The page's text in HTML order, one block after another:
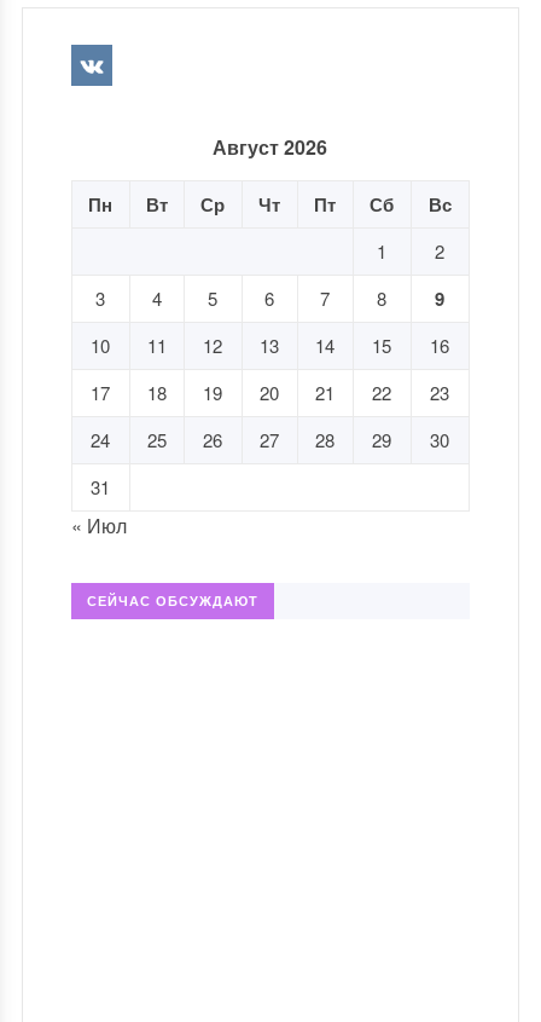
Август 2026
Пн Вт Ср Чт Пт Сб Вс
1
2
3
4 5 6 7 8 9
10 11 12 13 14 15
16
17
18 19 20 21 22
23
24
25 26 27 28 29
30
31
« Июл
СЕЙЧАС ОБСУЖДАЮТ